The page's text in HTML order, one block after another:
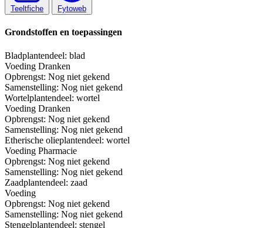
Teeltfiche Fytoweb
Grondstoffen en toepassingen
Bladplantendeel: blad
Voeding Dranken
Opbrengst: Nog niet gekend
Samenstelling: Nog niet gekend
Wortelplantendeel: wortel
Voeding Dranken
Opbrengst: Nog niet gekend
Samenstelling: Nog niet gekend
Etherische olieplantendeel: wortel
Voeding Pharmacie
Opbrengst: Nog niet gekend
Samenstelling: Nog niet gekend
Zaadplantendeel: zaad
Voeding
Opbrengst: Nog niet gekend
Samenstelling: Nog niet gekend
Stengelplantendeel: stengel